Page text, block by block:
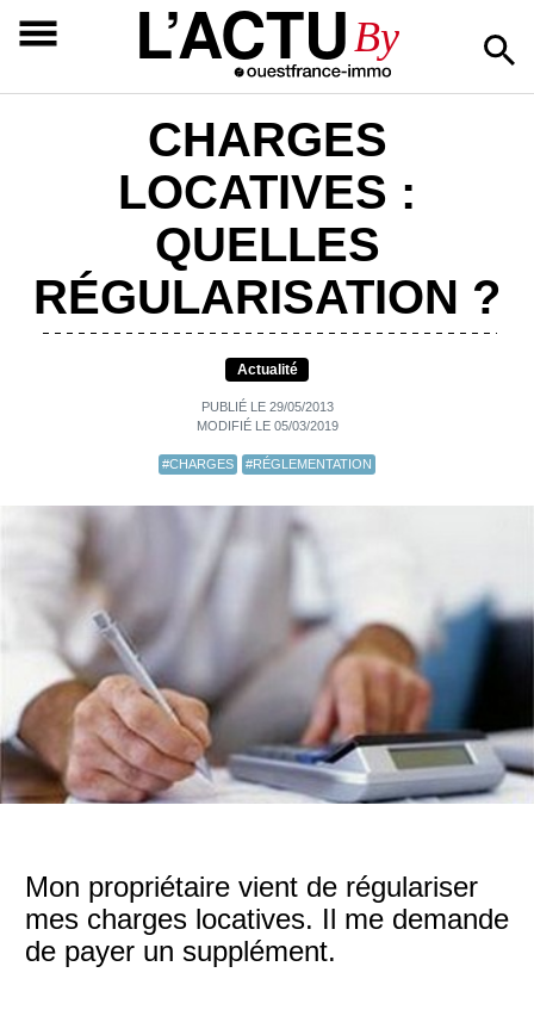
L’ACTUBy
CHARGES
LOCATIVES :
QUELLES
RÉGULARISATION ?
Actualité
PUBLIÉ LE 29/05/2013
MODIFIÉ LE 05/03/2019
#CHARGES #RÉGLEMENTATION
Mon propriétaire vient de régulariser
mes charges locatives. Il me demande
de payer un supplément.